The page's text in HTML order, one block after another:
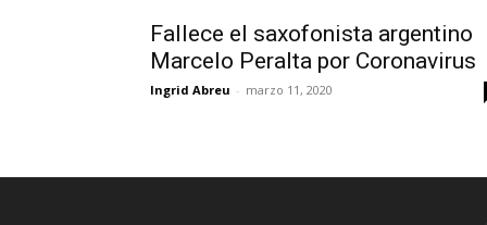
Fallece el saxofonista argentino
Marcelo Peralta por Coronavirus
Ingrid Abreu - marzo 11, 2020